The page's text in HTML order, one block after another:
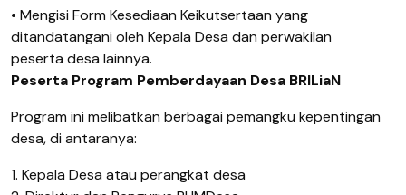
• Mengisi Form Kesediaan Keikutsertaan yang
ditandatangani oleh Kepala Desa dan perwakilan
peserta desa lainnya.
Peserta Program Pemberdayaan Desa BRILiaN
Program ini melibatkan berbagai pemangku kepentingan
desa, di antaranya:
1. Kepala Desa atau perangkat desa